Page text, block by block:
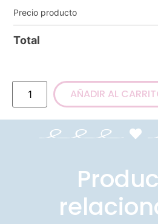
Precio producto
Total
AÑADIR AL